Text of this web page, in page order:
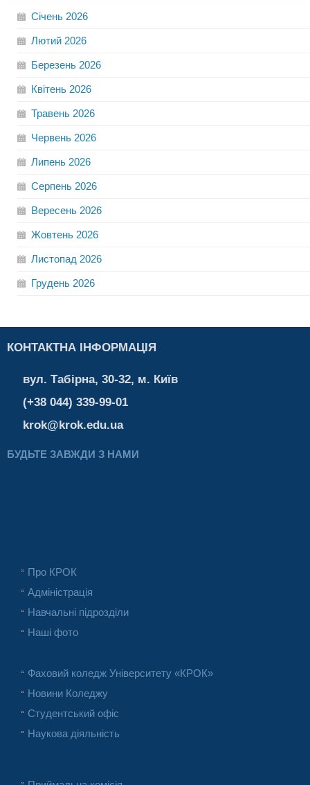
Січень 2026
Лютий 2026
Березень 2026
Квітень 2026
Травень 2026
Червень 2026
Липень 2026
Серпень 2026
Вересень 2026
Жовтень 2026
Листопад 2026
Грудень 2026
КОНТАКТНА ІНФОРМАЦІЯ
вул. Табірна, 30-32, м. Київ
(+38 044) 339-99-01
krok@krok.edu.ua
БУДЬТЕ ЗАВЖДИ З НАМИ
Про КРОК
Адміністрація
Навчальні підрозділи
Наші фото
Фаховий коледж Університету «КРОК»
Новини Коледжу
Студентський офіс
Наукова діяльність